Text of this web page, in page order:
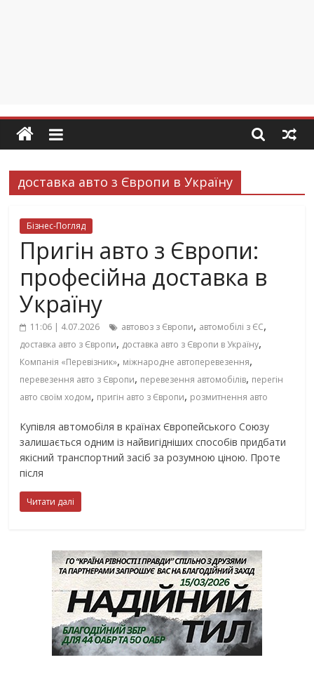
доставка авто з Європи в Україну
Бізнес-Погляд
Пригін авто з Європи:
професійна доставка в
Україну
11:06 | 4.07.2026 автовоз з Європи, автомобілі з ЄС,
доставка авто з Європи, доставка авто з Європи в Україну,
Компанія «Перевізник», міжнародне автоперевезення,
перевезення авто з Європи, перевезення автомобілів, перегін
авто своїм ходом, пригін авто з Європи, розмитнення авто
Купівля автомобіля в країнах Європейського Союзу
залишається одним із найвигідніших способів придбати
якісний транспортний засіб за розумною ціною. Проте
після
Читати далі